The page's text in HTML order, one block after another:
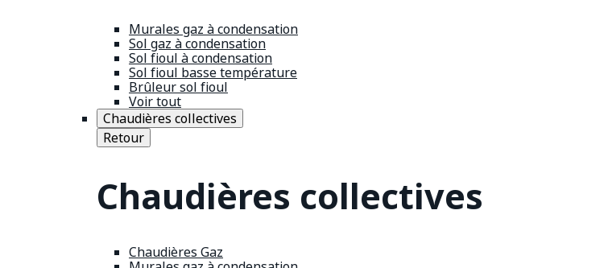
Murales gaz à condensation
Sol gaz à condensation
Sol fioul à condensation
Sol fioul basse température
Brûleur sol fioul
Voir tout
Chaudières collectives
Retour
Chaudières collectives
Chaudières Gaz